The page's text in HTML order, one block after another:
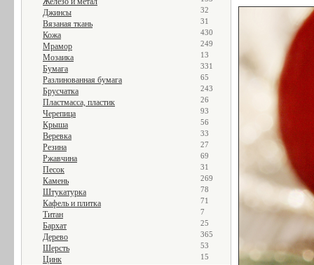
Джинсы 32
Вязаная ткань 31
Кожа 430
Мрамор 249
Мозаика 13
Бумага 331
Разлинованная бумага 65
Брусчатка 243
Пластмасса, пластик 26
Черепица 93
Крыша 56
Веревка 33
Резина 27
Ржавчина 69
Песок 31
Камень 269
Штукатурка 78
Кафель и плитка 71
Титан 7
Бархат 25
Дерево 365
Шерсть 53
Цинк 15